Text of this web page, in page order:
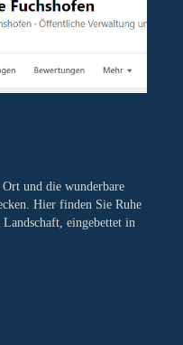
und die wunderbare
Hier finden Sie Ruhe
eingebettet in